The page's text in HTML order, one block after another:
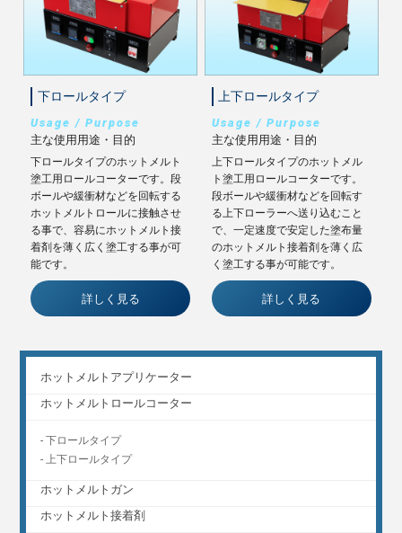
下ロールタイプ
Usage / Purpose
主な使用用途・目的
下ロールタイプのホットメルト
塗工用ロールコーターです。段
ボールや緩衝材などを回転する
ホットメルトロールに接触させ
る事で、容易にホットメルト接
着剤を薄く広く塗工する事が可
能です。
詳しく見る
上下ロールタイプ
Usage / Purpose
主な使用用途・目的
上下ロールタイプのホットメル
ト塗工用ロールコーターです。
段ボールや緩衝材などを回転す
る上下ローラーへ送り込むこと
で、一定速度で安定した塗布量
のホットメルト接着剤を薄く広
く塗工する事が可能です。
詳しく見る
ホットメルトアプリケーター
ホットメルトロールコーター
- 下ロールタイプ
- 上下ロールタイプ
ホットメルトガン
ホットメルト接着剤